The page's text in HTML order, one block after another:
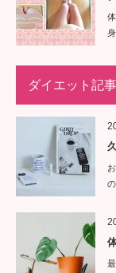
ダイエット記事